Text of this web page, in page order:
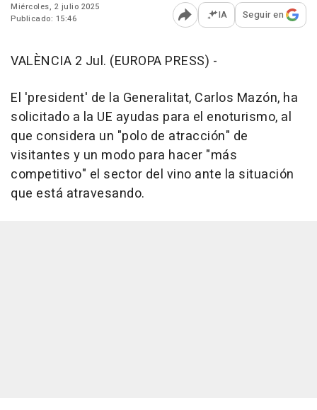
Miércoles, 2 julio 2025
Publicado: 15:46
Abrir opciones para
IA Seguir en
VALÈNCIA 2 Jul. (EUROPA PRESS) -
El 'president' de la Generalitat, Carlos Mazón, ha
solicitado a la UE ayudas para el enoturismo, al
que considera un "polo de atracción" de
visitantes y un modo para hacer "más
competitivo" el sector del vino ante la situación
que está atravesando.